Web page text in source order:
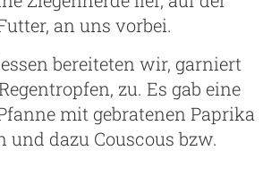
an uns vorbei.
bereiteten wir, garniert
zu. Es gab eine
mit gebratenen Paprika
und dazu Couscous bzw.